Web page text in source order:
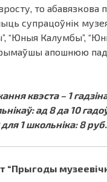
то
супрацоўнік
“Юныя Калумбы”,
апошнюю
квэста – 1
ад 8 да 10
1 школьніка: 8 руб.
“Прыгоды